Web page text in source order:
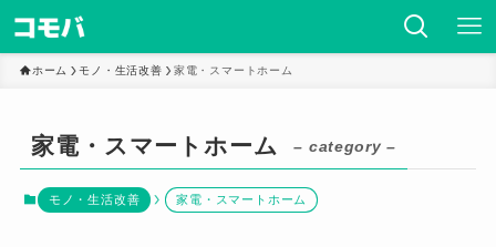
ホーム モノ・生活改善 家電・スマートホーム
家電・スマートホーム – category –
モノ・生活改善 家電・スマートホーム